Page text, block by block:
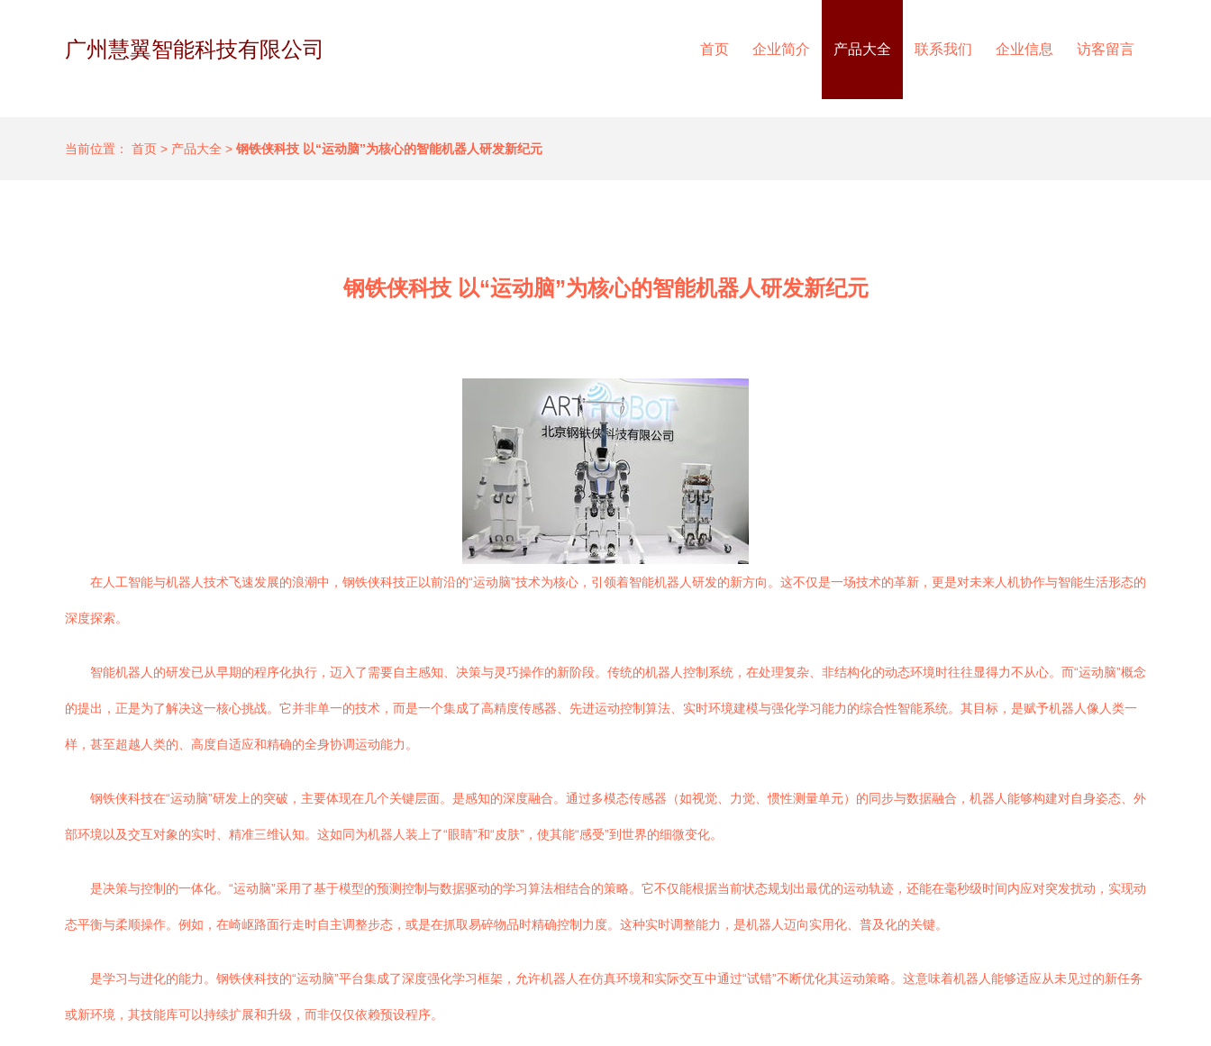
广州慧翼智能科技有限公司 首页 企业简介 产品大全 联系我们 企业信息 访客留言
当前位置： 首页 > 产品大全 > 钢铁侠科技 以“运动脑”为核心的智能机器人研发新纪元
钢铁侠科技 以“运动脑”为核心的智能机器人研发新纪元
在人工智能与机器人技术飞速发展的浪潮中，钢铁侠科技正以前沿的“运动脑”技术为核心，引领着智能机器人研发的新方向。这不仅是一场技术的革新，更是对未来人机协作与智能生活形态的
深度探索。
智能机器人的研发已从早期的程序化执行，迈入了需要自主感知、决策与灵巧操作的新阶段。传统的机器人控制系统，在处理复杂、非结构化的动态环境时往往显得力不从心。而“运动脑”概念
的提出，正是为了解决这一核心挑战。它并非单一的技术，而是一个集成了高精度传感器、先进运动控制算法、实时环境建模与强化学习能力的综合性智能系统。其目标，是赋予机器人像人类一
样，甚至超越人类的、高度自适应和精确的全身协调运动能力。
钢铁侠科技在“运动脑”研发上的突破，主要体现在几个关键层面。是感知的深度融合。通过多模态传感器（如视觉、力觉、惯性测量单元）的同步与数据融合，机器人能够构建对自身姿态、外
部环境以及交互对象的实时、精准三维认知。这如同为机器人装上了“眼睛”和“皮肤”，使其能“感受”到世界的细微变化。
是决策与控制的一体化。“运动脑”采用了基于模型的预测控制与数据驱动的学习算法相结合的策略。它不仅能根据当前状态规划出最优的运动轨迹，还能在毫秒级时间内应对突发扰动，实现动
态平衡与柔顺操作。例如，在崎岖路面行走时自主调整步态，或是在抓取易碎物品时精确控制力度。这种实时调整能力，是机器人迈向实用化、普及化的关键。
是学习与进化的能力。钢铁侠科技的“运动脑”平台集成了深度强化学习框架，允许机器人在仿真环境和实际交互中通过“试错”不断优化其运动策略。这意味着机器人能够适应从未见过的新任务
或新环境，其技能库可以持续扩展和升级，而非仅仅依赖预设程序。